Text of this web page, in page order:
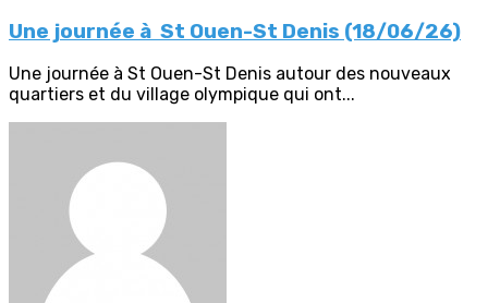
Une journée à St Ouen-St Denis (18/06/26)
Une journée à St Ouen-St Denis autour des nouveaux
quartiers et du village olympique qui ont...